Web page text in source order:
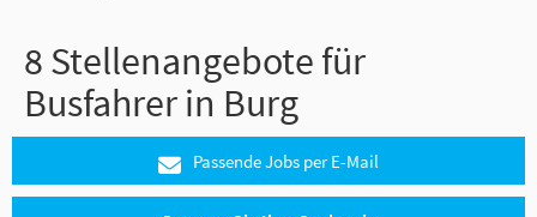
8 Stellenangebote für
Busfahrer in Burg
Passende Jobs per E-Mail